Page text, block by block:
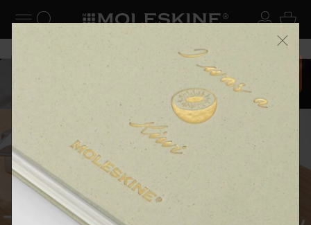
ナビゲーションの切替 ログ
検索 (キーワードなど) カ
6,500円以上のご購入で送料無料 メニ
ーを閉じる
あるページから始まる物語
Reframe
スライド表示0
スライド表示5